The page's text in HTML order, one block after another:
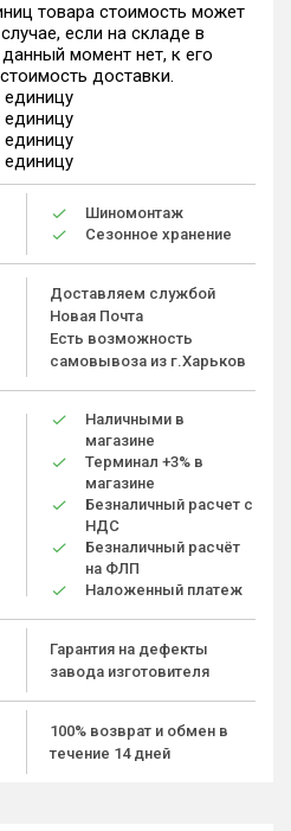
товара стоимость может
если на складе в
момент нет, к его
доставки.
единицу
единицу
единицу
единицу
Шиномонтаж
Сезонное хранение
Доставляем службой
Новая Почта
Есть возможность
самовывоза из г.Харьков
Наличными в
магазине
Терминал +3% в
магазине
Безналичный расчет с
НДС
Безналичный расчёт
на ФЛП
Наложенный платеж
Гарантия на дефекты
завода изготовителя
100% возврат и обмен в
течение 14 дней